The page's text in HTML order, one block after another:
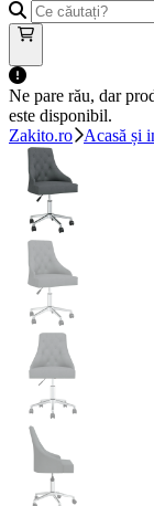
Ne pare rău, dar
este disponibil.
Zakito.ro
Acasă și